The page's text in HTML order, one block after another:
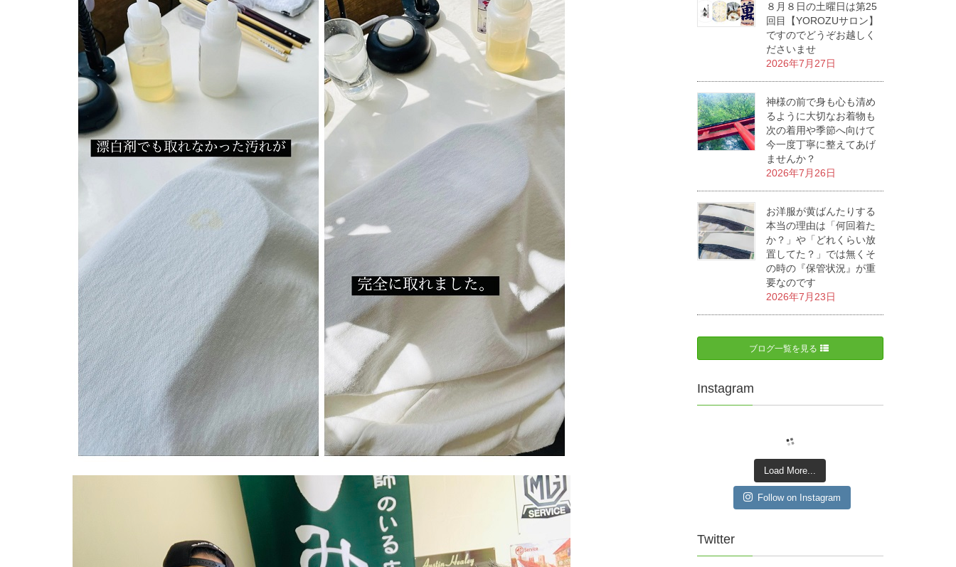
８月８日の土曜日は第25
回目【YOROZUサロン】
ですのでどうぞお越しく
ださいませ
2026年7月27日
神様の前で身も心も清め
るように大切なお着物も
次の着用や季節へ向けて
今一度丁寧に整えてあげ
ませんか？
2026年7月26日
お洋服が黄ばんたりする
本当の理由は「何回着た
か？」や「どれくらい放
置してた？」では無くそ
の時の『保管状況』が重
要なのです
2026年7月23日
ブログ一覧を見る
Instagram
Load More...
Follow on Instagram
Twitter